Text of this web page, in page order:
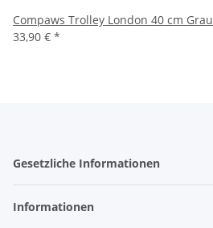
Compaws Trolley London 40 cm Grau
33,90 € *
Gesetzliche Informationen
Informationen